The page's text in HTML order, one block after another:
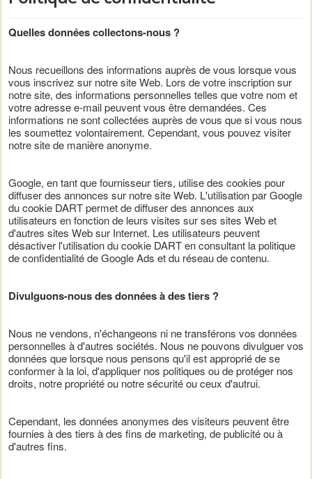
Quelles données collectons-nous ?
Nous recueillons des informations auprès de vous lorsque vous
vous inscrivez sur notre site Web. Lors de votre inscription sur
notre site, des informations personnelles telles que votre nom et
votre adresse e-mail peuvent vous être demandées. Ces
informations ne sont collectées auprès de vous que si vous nous
les soumettez volontairement. Cependant, vous pouvez visiter
notre site de manière anonyme.
Google, en tant que fournisseur tiers, utilise des cookies pour
diffuser des annonces sur notre site Web. L'utilisation par Google
du cookie DART permet de diffuser des annonces aux
utilisateurs en fonction de leurs visites sur ses sites Web et
d'autres sites Web sur Internet. Les utilisateurs peuvent
désactiver l'utilisation du cookie DART en consultant la politique
de confidentialité de Google Ads et du réseau de contenu.
Divulguons-nous des données à des tiers ?
Nous ne vendons, n'échangeons ni ne transférons vos données
personnelles à d'autres sociétés. Nous ne pouvons divulguer vos
données que lorsque nous pensons qu'il est approprié de se
conformer à la loi, d'appliquer nos politiques ou de protéger nos
droits, notre propriété ou notre sécurité ou ceux d'autrui.
Cependant, les données anonymes des visiteurs peuvent être
fournies à des tiers à des fins de marketing, de publicité ou à
d'autres fins.